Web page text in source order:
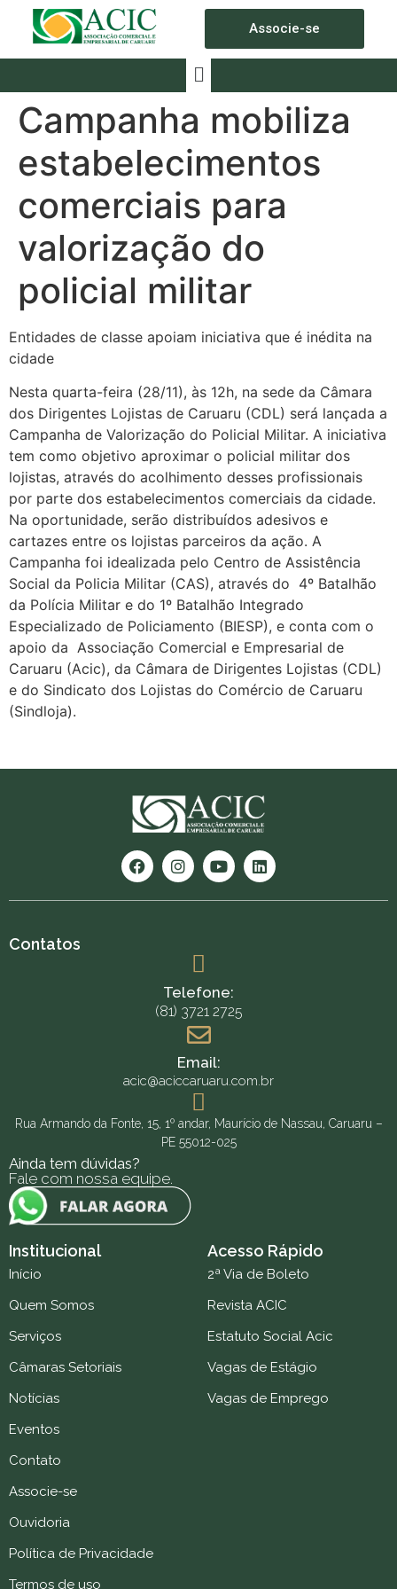
Associe-se
Campanha mobiliza
estabelecimentos
comerciais para
valorização do
policial militar
Entidades de classe apoiam iniciativa que é inédita na
cidade
Nesta quarta-feira (28/11), às 12h, na sede da Câmara
dos Dirigentes Lojistas de Caruaru (CDL) será lançada a
Campanha de Valorização do Policial Militar. A iniciativa
tem como objetivo aproximar o policial militar dos
lojistas, através do acolhimento desses profissionais
por parte dos estabelecimentos comerciais da cidade.
Na oportunidade, serão distribuídos adesivos e
cartazes entre os lojistas parceiros da ação. A
Campanha foi idealizada pelo Centro de Assistência
Social da Policia Militar (CAS), através do 4º Batalhão
da Polícia Militar e do 1º Batalhão Integrado
Especializado de Policiamento (BIESP), e conta com o
apoio da Associação Comercial e Empresarial de
Caruaru (Acic), da Câmara de Dirigentes Lojistas (CDL)
e do Sindicato dos Lojistas do Comércio de Caruaru
(Sindloja).
Contatos
Telefone:
(81) 3721 2725
Email:
acic@aciccaruaru.com.br
Rua Armando da Fonte, 15, 1º andar, Maurício de Nassau, Caruaru –
PE 55012-025
Ainda tem dúvidas?
Fale com nossa equipe.
Institucional
Início
Quem Somos
Serviços
Câmaras Setoriais
Notícias
Eventos
Contato
Associe-se
Ouvidoria
Política de Privacidade
Termos de uso
Acesso Rápido
2ª Via de Boleto
Revista ACIC
Estatuto Social Acic
Vagas de Estágio
Vagas de Emprego